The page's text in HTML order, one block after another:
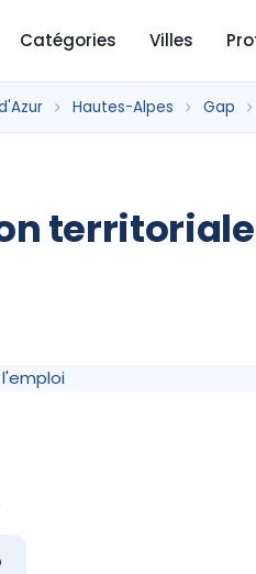
Catégories Villes
Hautes-Alpes Gap
territoriale